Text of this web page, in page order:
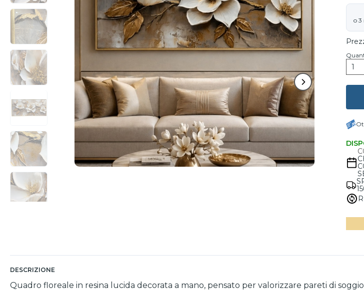
DESCRIZIONE
Quadro floreale in resina lucida decorata a mano, pensato per valorizzare pareti di